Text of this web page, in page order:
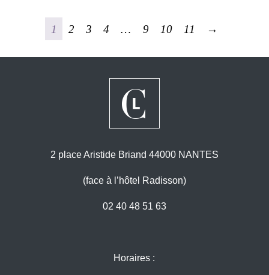
1 2 3 4 … 9 10 11 →
2 place Aristide Briand 44000 NANTES
(face à l’hôtel Radisson)
02 40 48 51 63
Horaires :